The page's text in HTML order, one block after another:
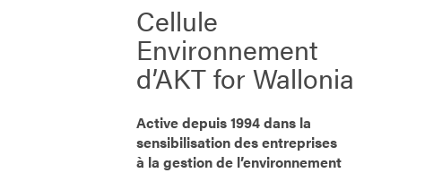
Cellule
Environnement
d’AKT for Wallonia
Active depuis 1994 dans la
sensibilisation des entreprises
à la gestion de l’environnement